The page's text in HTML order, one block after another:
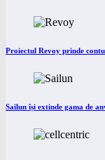
Proiectul Revoy prinde
Sailun își extinde gama de